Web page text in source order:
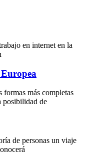
en internet en la
formas más completas
posibilidad de
de personas un viaje